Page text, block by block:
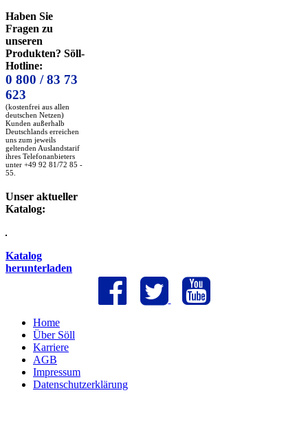
Haben Sie
Fragen zu
unseren
Produkten? Söll-
Hotline:
0 800 / 83 73
623
(kostenfrei aus allen
deutschen Netzen)
Kunden außerhalb
Deutschlands erreichen
uns zum jeweils
geltenden Auslandstarif
ihres Telefonanbieters
unter +49 92 81/72 85 -
55.
Unser aktueller
Katalog:
Katalog
herunterladen
Home
Über Söll
Karriere
AGB
Impressum
Datenschutzerklärung